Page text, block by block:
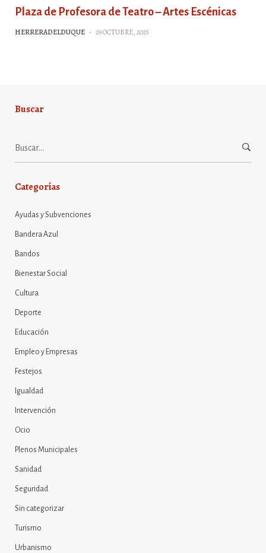
Plaza de Profesora de Teatro – Artes Escénicas
HERRERADELDUQUE - 29 OCTUBRE, 2025
Buscar
Categorías
Ayudas y Subvenciones
Bandera Azul
Bandos
Bienestar Social
Cultura
Deporte
Educación
Empleo y Empresas
Festejos
Igualdad
Intervención
Ocio
Plenos Municipales
Sanidad
Seguridad
Sin categorizar
Turismo
Urbanismo